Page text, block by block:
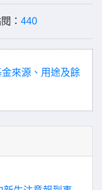
： 440
來源、用途及餘